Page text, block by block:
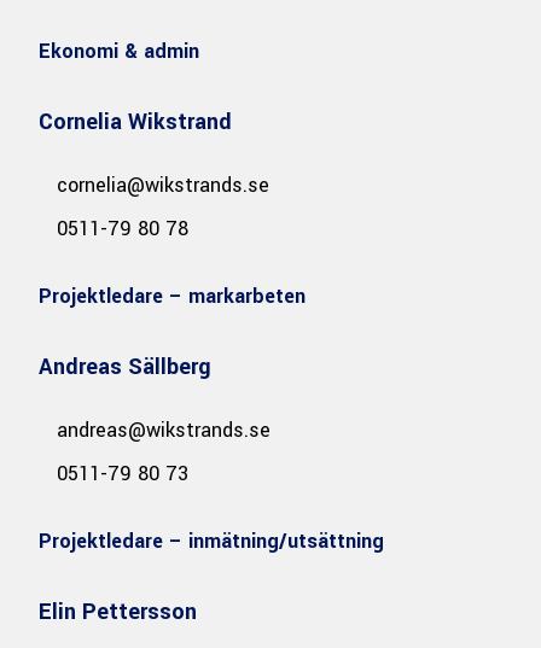
Ekonomi & admin
Cornelia Wikstrand
cornelia@wikstrands.se
0511-79 80 78
Projektledare – markarbeten
Andreas Sällberg
andreas@wikstrands.se
0511-79 80 73
Projektledare – inmätning/utsättning
Elin Pettersson